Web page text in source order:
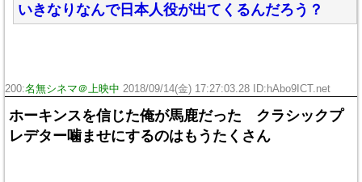
いきなりなんで日本人役が出てくるんだろう？
200:名無シネマ＠上映中 2018/09/14(金) 17:27:03.28 ID:hAbo9ICT.net
ホーキンスを信じた俺が馬鹿だった クラシックプ
レデター噛ませにするのはもうたくさん